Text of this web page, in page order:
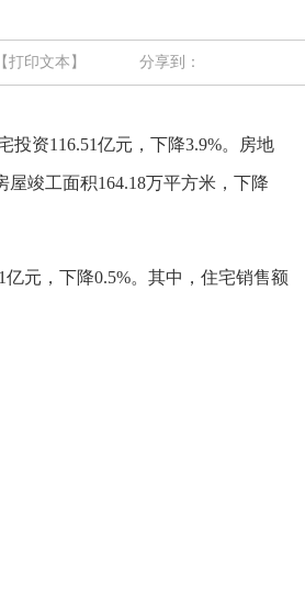
【打印文本】 分享到：
投资116.51亿元，下降3.9%。房地
屋竣工面积164.18万平方米，下降
元，下降0.5%。其中，住宅销售额